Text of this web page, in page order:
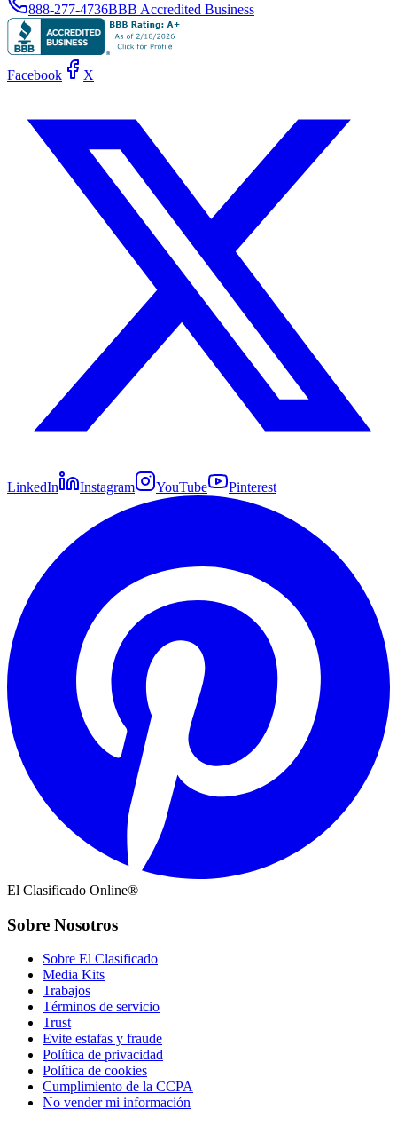
888-277-4736BBB Accredited Business
Facebook X
LinkedIn Instagram YouTube Pinterest
El Clasificado Online®
Sobre Nosotros
Sobre El Clasificado
Media Kits
Trabajos
Términos de servicio
Trust
Evite estafas y fraude
Política de privacidad
Política de cookies
Cumplimiento de la CCPA
No vender mi información